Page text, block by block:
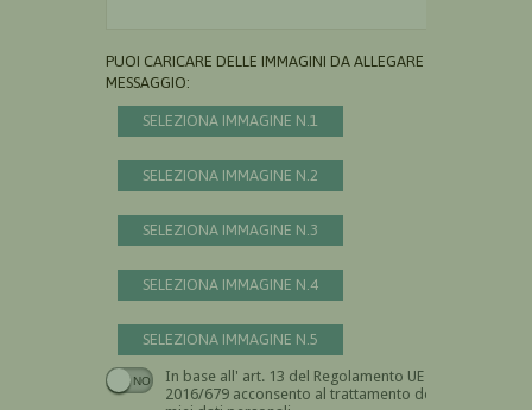
PUOI CARICARE DELLE IMMAGINI DA ALLEGARE AL
MESSAGGIO:
SELEZIONA IMMAGINE N.1
SELEZIONA IMMAGINE N.2
SELEZIONA IMMAGINE N.3
SELEZIONA IMMAGINE N.4
SELEZIONA IMMAGINE N.5
In base all' art. 13 del Regolamento UE n.
2016/679 acconsento al trattamento dei
Devi dare il consenso